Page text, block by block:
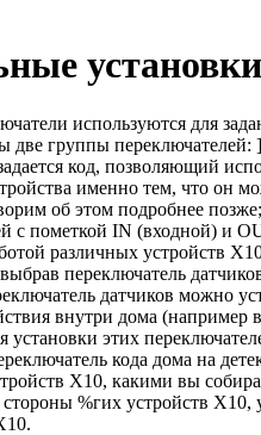
используются для
две группы переключателей:
код, позволяющий
именно тем, что он
об этом подробнее
с пометкой IN (входной) и
различных устройств
выбрав переключатель
датчиков можно
внутри дома
установки этих
кода дома на
Х10, какими вы
%гих устройств X10,